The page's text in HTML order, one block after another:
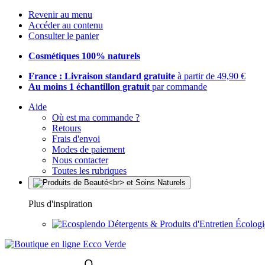
Revenir au menu
Accéder au contenu
Consulter le panier
Cosmétiques 100% naturels
France : Livraison standard gratuite à partir de 49,90 €
Au moins 1 échantillon gratuit par commande
Aide
Où est ma commande ?
Retours
Frais d'envoi
Modes de paiement
Nous contacter
Toutes les rubriques
Plus d'inspiration
Détergents & Produits d'Entretien